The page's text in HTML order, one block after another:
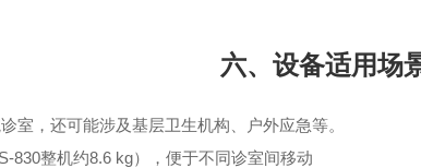
六、设备适用场
室，还可能涉及基层卫生机构、户外应急等。
830整机约8.6 kg），便于不同诊室间移动